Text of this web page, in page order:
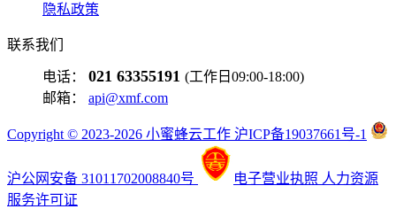
隐私政策
联系我们
电话： 021 63355191 (工作日09:00-18:00)
邮箱： api@xmf.com
Copyright © 2023-2026 小蜜蜂云工作 沪ICP备19037661号-1
沪公网安备 31011702008840号 电子营业执照 人力资源
服务许可证